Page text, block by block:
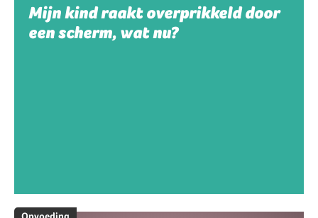
Mijn kind raakt overprikkeld door
een scherm, wat nu?